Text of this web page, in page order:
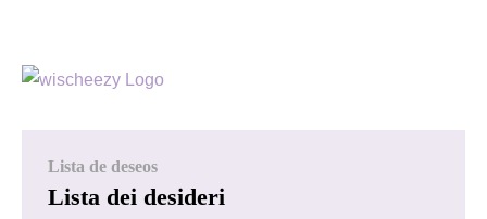
Lista de deseos
Lista dei desideri